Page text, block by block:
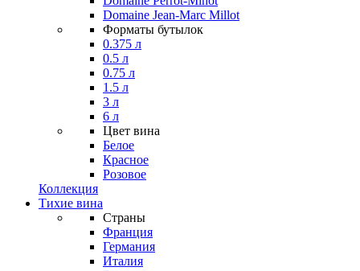
Domaine Jean-Marc Millot
Форматы бутылок
0.375 л
0.5 л
0.75 л
1.5 л
3 л
6 л
Цвет вина
Белое
Красное
Розовое
Коллекция
Тихие вина
Страны
Франция
Германия
Италия